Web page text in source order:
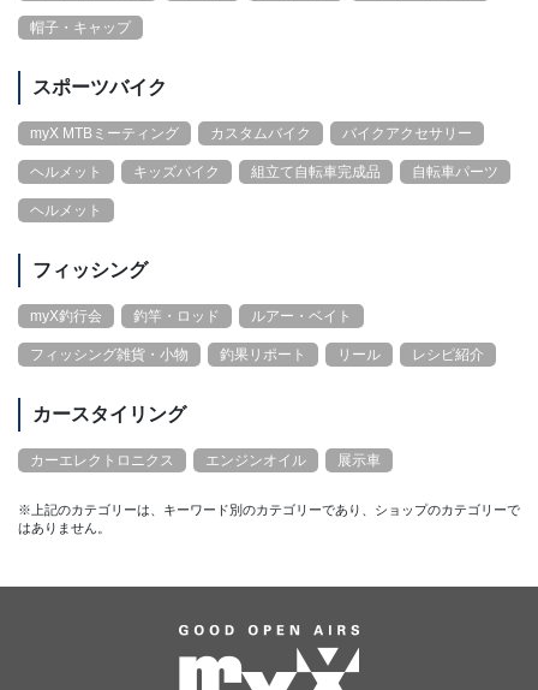
帽子・キャップ
スポーツバイク
myX MTBミーティング カスタムバイク バイクアクセサリー
ヘルメット キッズバイク 組立て自転車完成品 自転車パーツ
ヘルメット
フィッシング
myX釣行会 釣竿・ロッド ルアー・ベイト
フィッシング雑貨・小物 釣果リポート リール レシピ紹介
カースタイリング
カーエレクトロニクス エンジンオイル 展示車
※上記のカテゴリーは、キーワード別のカテゴリーであり、ショップのカテゴリーで
はありません。